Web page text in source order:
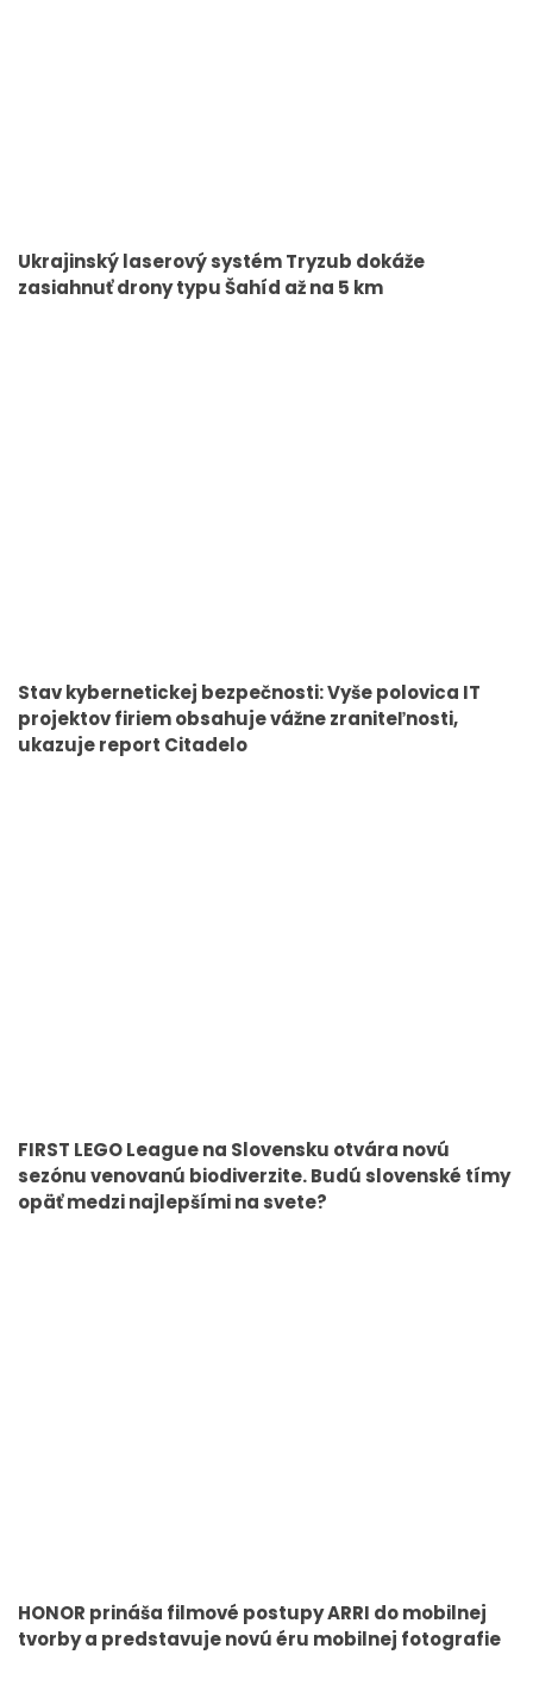
Ukrajinský laserový systém Tryzub dokáže
zasiahnuť drony typu Šahíd až na 5 km
Stav kybernetickej bezpečnosti: Vyše polovica IT
projektov firiem obsahuje vážne zraniteľnosti,
ukazuje report Citadelo
FIRST LEGO League na Slovensku otvára novú
sezónu venovanú biodiverzite. Budú slovenské tímy
opäť medzi najlepšími na svete?
HONOR prináša filmové postupy ARRI do mobilnej
tvorby a predstavuje novú éru mobilnej fotografie